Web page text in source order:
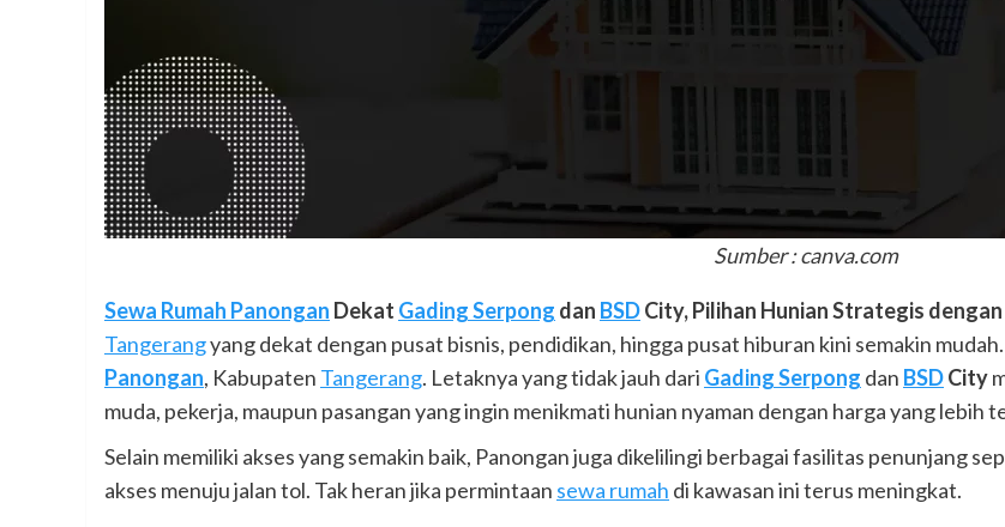
Sumber : canva.com
Sewa Rumah Panongan Dekat Gading Serpong dan BSDCity, Pilihan Hunian Strategis
Tangerangyang dekat dengan pusat bisnis, pendidikan, hingga pusat hiburan kini semakin
Panongan, Kabupaten Tangerang. Letaknya yang tidak jauh dari Gading Serpong dan BSDCity
muda, pekerja, maupun pasangan yang ingin menikmati hunian nyaman dengan harga yang lebih
Selain memiliki akses yang semakin baik, Panongan juga dikelilingi berbagai fasilitas penunjang
akses menuju jalan tol. Tak heran jika permintaan sewa rumah di kawasan ini terus meningkat.